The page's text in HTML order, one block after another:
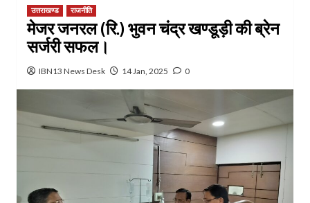
उत्तराखण्ड राजनीति
मेजर जनरल (रि.) भुवन चंद्र खण्डूड़ी की ब्रेन
सर्जरी सफल।
IBN13 News Desk 14 Jan, 2025 0